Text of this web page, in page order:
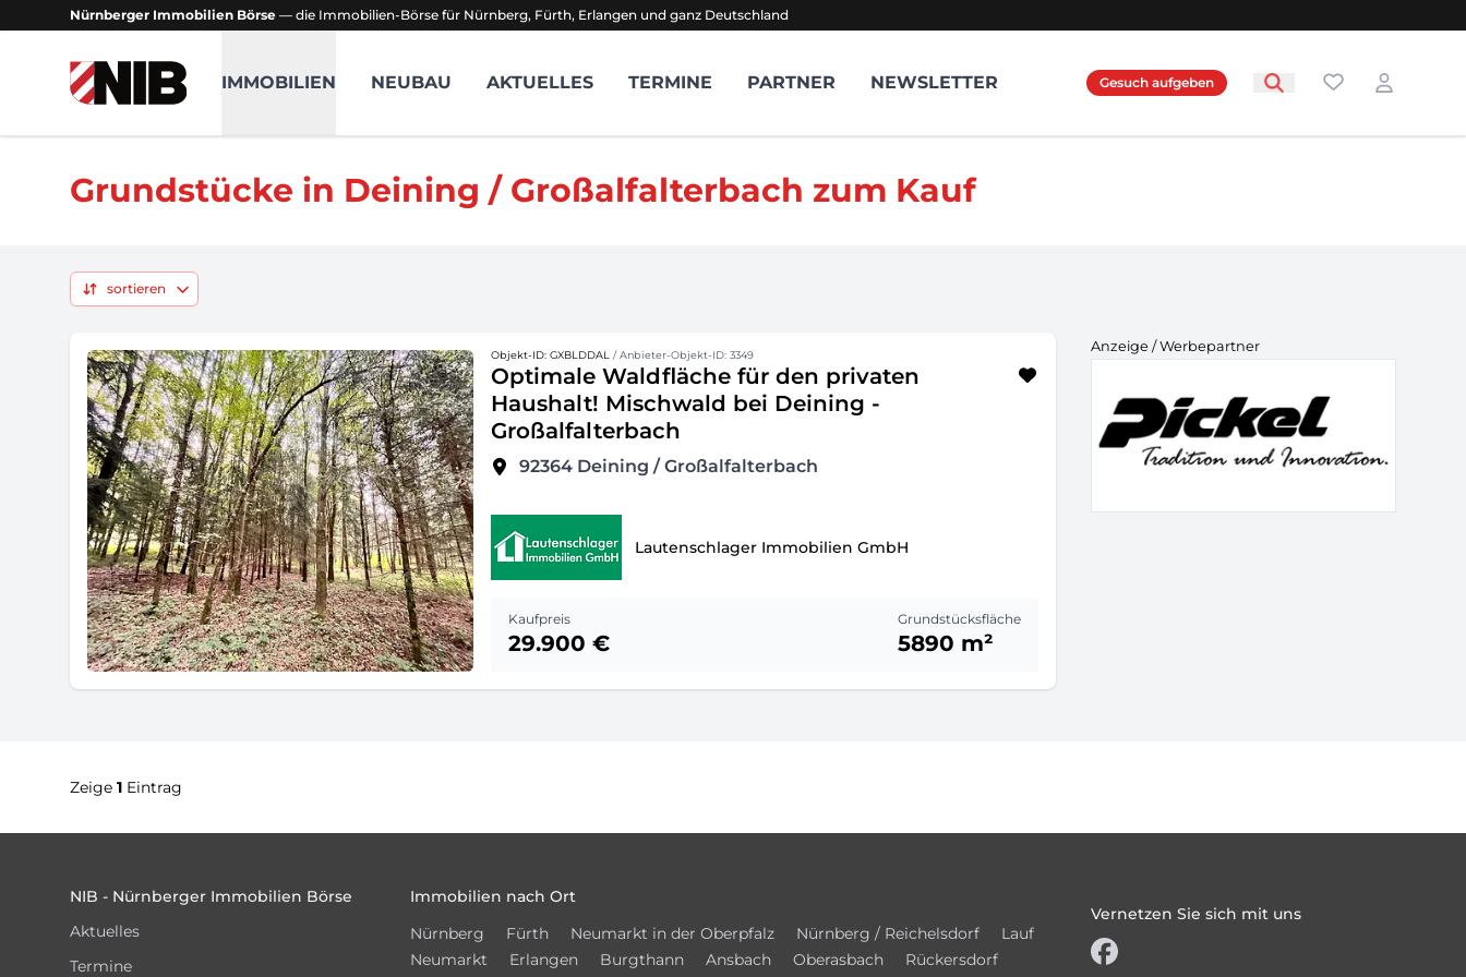
Nürnberger Immobilien Börse — die Immobilien-Börse für Nürnberg, Fürth, Erlangen und ganz Deutschland
NIB - Nürnberger Immobilien Börse
IMMOBILIEN NEUBAU AKTUELLES TERMINE PARTNER NEWSLETTER Gesuch aufgeben Favoriten
Login
Grundstücke in Deining / Großalfalterbach zum Kauf
sortieren
Objekt-ID: GXBLDDAL / Anbieter-Objekt-ID: 3349
Optimale Waldfläche für den privaten
Haushalt! Mischwald bei Deining -
Großalfalterbach
92364 Deining / Großalfalterbach
Lautenschlager Immobilien GmbH
Kaufpreis
29.900 €
Grundstücksfläche
5890 m²
Anzeige / Werbepartner
Zeige 1 Eintrag
NIB - Nürnberger Immobilien Börse
Aktuelles
Termine
Immobilien nach Ort
Nürnberg
Fürth Neumarkt in der Oberpfalz Nürnberg / Reichelsdorf
Lauf
Neumarkt
Erlangen Burgthann Ansbach Oberasbach
Rückersdorf
Vernetzen Sie sich mit uns